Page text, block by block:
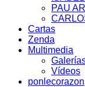
PAU
Cartas
Zenda
Multimedia
Vídeos
ponlecorazon